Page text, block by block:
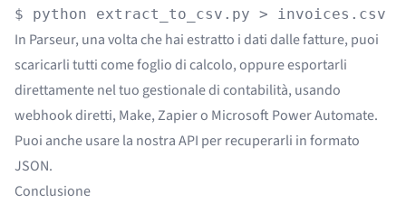
$ python extract_to_csv.py > invoices.csv
In Parseur, una volta che hai estratto i dati dalle fatture, puoi
scaricarli tutti come foglio di calcolo, oppure esportarli
direttamente nel tuo gestionale di contabilità, usando
webhook diretti, Make,Zapiero Microsoft Power Automate.
Puoi anche usare la nostraAPI per recuperarli in formato
JSON.
Conclusione